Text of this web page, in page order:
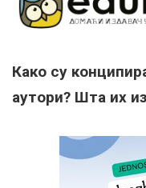
Како су
аутори? Шта их